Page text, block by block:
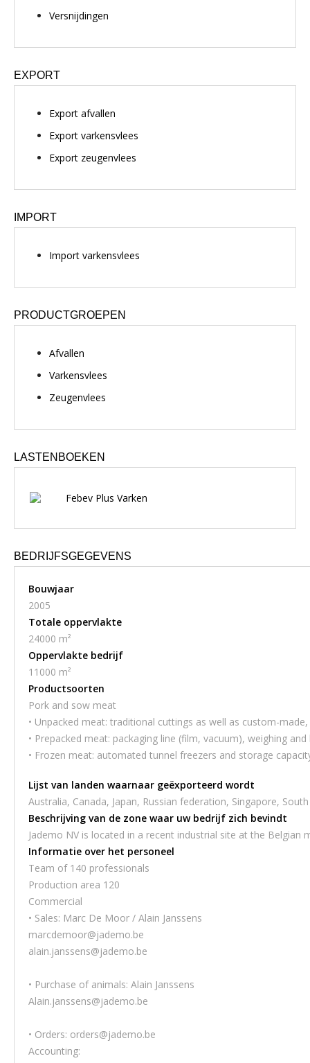
Versnijdingen
EXPORT
Export afvallen
Export varkensvlees
Export zeugenvlees
IMPORT
Import varkensvlees
PRODUCTGROEPEN
Afvallen
Varkensvlees
Zeugenvlees
LASTENBOEKEN
Febev Plus Varken
BEDRIJFSGEGEVENS
Bouwjaar
2005
Totale oppervlakte
24000 m²
Oppervlakte bedrijf
11000 m²
Productsoorten
Pork and sow meat
• Unpacked meat: traditional cuttings as well as custom-
• Prepacked meat: packaging line (film, vacuum), weighing and
• Frozen meat: automated tunnel freezers and storage
Lijst van landen waarnaar geëxporteerd wordt
Australia, Canada, Japan, Russian federation, Singapore,
Beschrijving van de zone waar uw bedrijf zich bevindt
Jademo NV is located in a recent industrial site at the Belgian
Informatie over het personeel
Team of 140 professionals
Production area 120
Commercial
• Sales: Marc De Moor / Alain Janssens
marcdemoor@jademo.be
alain.janssens@jademo.be
• Purchase of animals: Alain Janssens
Alain.janssens@jademo.be
• Orders: orders@jademo.be
Accounting: